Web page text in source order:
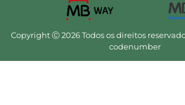
Copyright Ⓒ 2026 Todos os direitos
codenumber